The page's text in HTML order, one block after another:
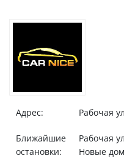
Адрес: Рабочая
Ближайшие
остановки:
Рабочая
Новые